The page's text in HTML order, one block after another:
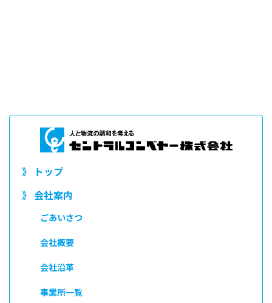
》 トップ
》 会社案内
ごあいさつ
会社概要
会社沿革
事業所一覧